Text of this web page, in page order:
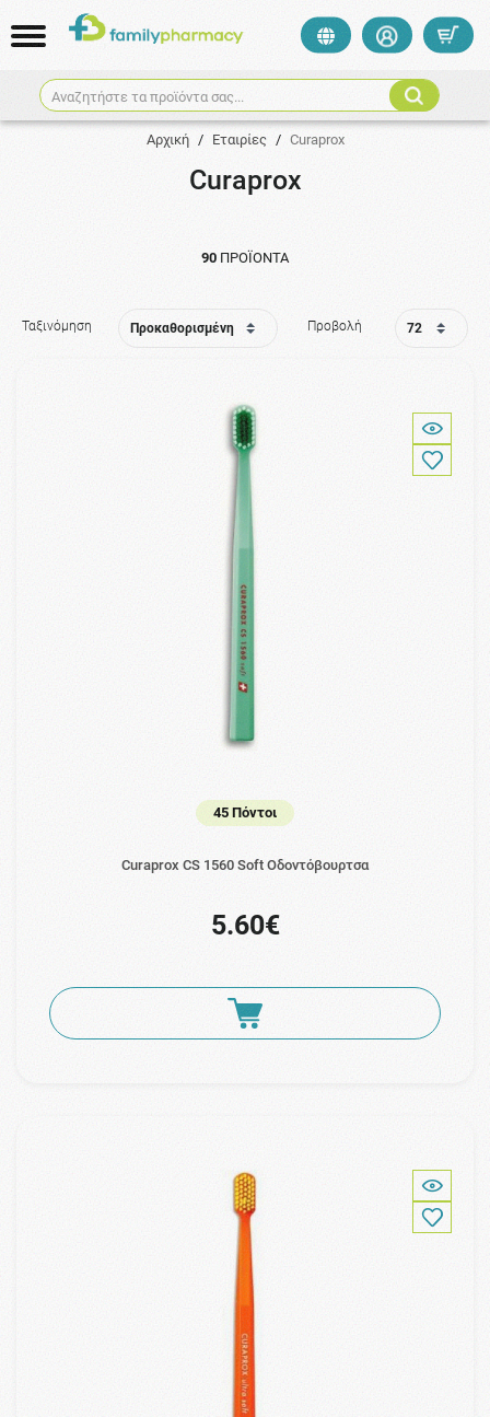
Αναζητήστε τα προϊόντα σας...
Αρχική / Εταιρίες / Curaprox
Curaprox
90 ΠΡΟΪΌΝΤΑ
Ταξινόμηση Προβολή
45 Πόντοι
Curaprox CS 1560 Soft Οδοντόβουρτσα
5.60€